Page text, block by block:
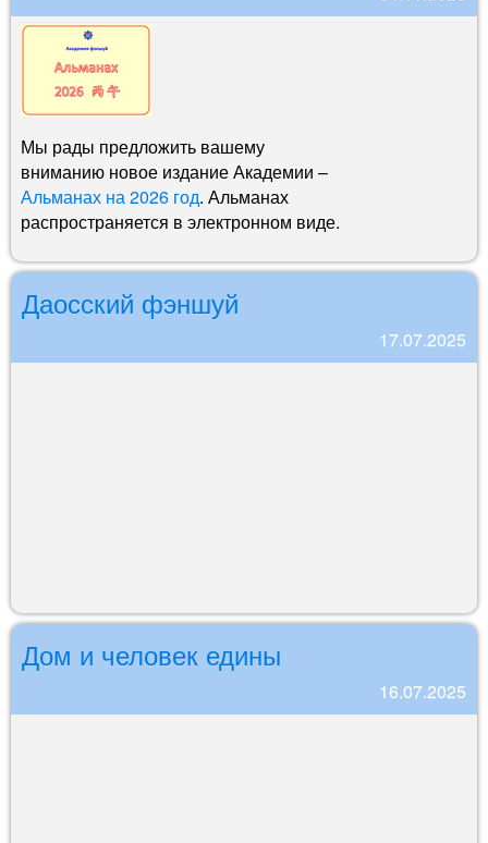
Мы рады предложить вашему
вниманию новое издание Академии –
Альманах на 2026 год. Альманах
распространяется в электронном виде.
Даосский фэншуй
17.07.2025
Дом и человек едины
16.07.2025